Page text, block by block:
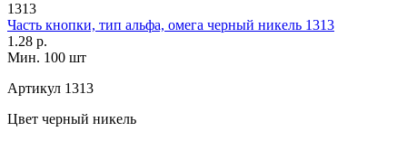
1313
Часть кнопки, тип альфа, омега черный никель 1313
1.28 р.
Мин. 100 шт
Артикул 1313
Цвет черный никель